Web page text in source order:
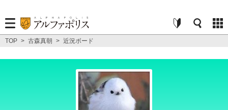
TOP > 古森真朝 > 近況ボード